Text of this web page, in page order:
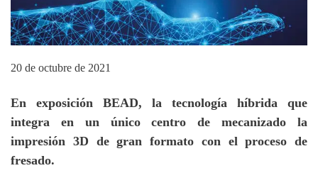
20 de octubre de 2021
En exposición BEAD, la tecnología híbrida que
integra en un único centro de mecanizado la
impresión 3D de gran formato con el proceso de
fresado.